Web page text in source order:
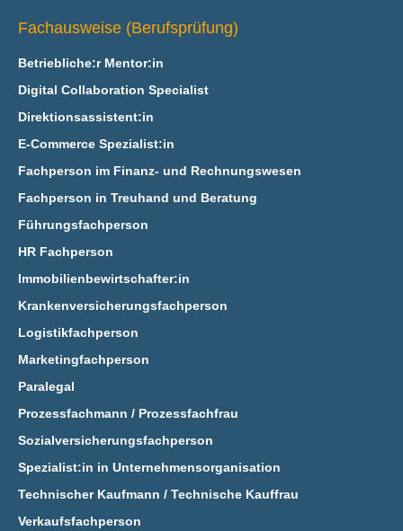
Fachausweise (Berufsprüfung)
Betriebliche:r Mentor:in
Digital Collaboration Specialist
Direktionsassistent:in
E‑Commerce Spezialist:in
Fachperson im Finanz- und Rechnungswesen
Fachperson in Treuhand und Beratung
Führungsfachperson
HR Fachperson
Immobilienbewirtschafter:in
Krankenversicherungsfachperson
Logistikfachperson
Marketingfachperson
Paralegal
Prozessfachmann / Prozessfachfrau
Sozialversicherungsfachperson
Spezialist:in in Unternehmensorganisation
Technischer Kaufmann / Technische Kauffrau
Verkaufsfachperson